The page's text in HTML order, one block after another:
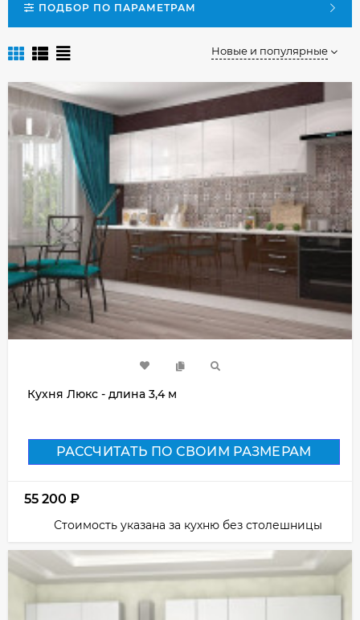
ПОДБОР ПО ПАРАМЕТРАМ
Новые и популярные
Кухня Люкс - длина 3,4 м
РАССЧИТАТЬ ПО СВОИМ РАЗМЕРАМ
55 200 ₽
Стоимость указана за кухню без столешницы